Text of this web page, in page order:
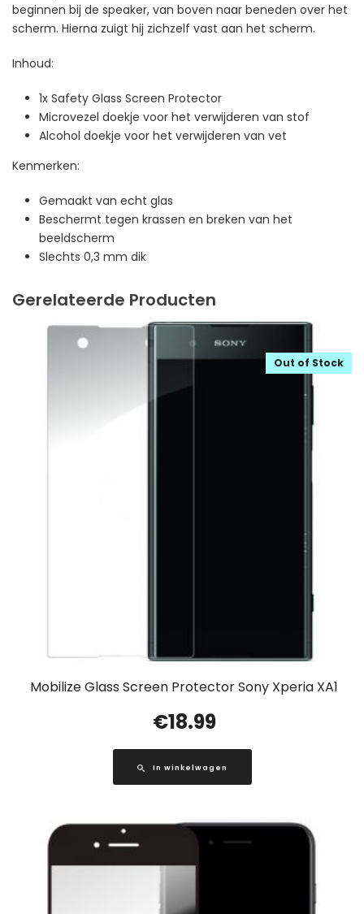
beginnen bij de speaker, van boven naar beneden over het
scherm. Hierna zuigt hij zichzelf vast aan het scherm.
Inhoud:
1x Safety Glass Screen Protector
Microvezel doekje voor het verwijderen van stof
Alcohol doekje voor het verwijderen van vet
Kenmerken:
Gemaakt van echt glas
Beschermt tegen krassen en breken van het
beeldscherm
Slechts 0,3 mm dik
Gerelateerde Producten
Mobilize Glass Screen Protector Sony Xperia XA1
Out of Stock
€18.99
In winkelwagen